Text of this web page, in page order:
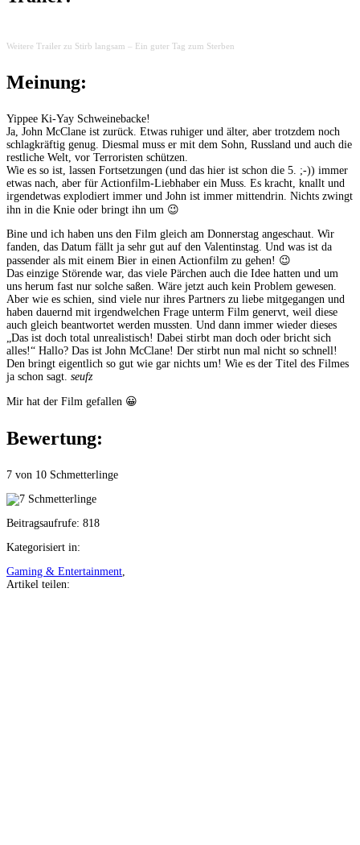
Weitere Trailer zu Stirb langsam – Ein guter Tag zum Sterben
Meinung:
Yippee Ki-Yay Schweinebacke!
Ja, John McClane ist zurück. Etwas ruhiger und älter, aber trotzdem noch
schlagkräftig genug. Diesmal muss er mit dem Sohn, Russland und auch die
restliche Welt, vor Terroristen schützen.
Wie es so ist, lassen Fortsetzungen (und das hier ist schon die 5. ;-)) immer
etwas nach, aber für Actionfilm-Liebhaber ein Muss. Es kracht, knallt und
irgendetwas explodiert immer und John ist immer mittendrin. Nichts zwingt
ihn in die Knie oder bringt ihn um 😉
Bine und ich haben uns den Film gleich am Donnerstag angeschaut. Wir
fanden, das Datum fällt ja sehr gut auf den Valentinstag. Und was ist da
passender als mit einem Bier in einen Actionfilm zu gehen! 😉
Das einzige Störende war, das viele Pärchen auch die Idee hatten und um
uns herum fast nur solche saßen. Wäre jetzt auch kein Problem gewesen.
Aber wie es schien, sind viele nur ihres Partners zu liebe mitgegangen und
haben dauernd mit irgendwelchen Frage unterm Film genervt, weil diese
auch gleich beantwortet werden mussten. Und dann immer wieder dieses
„Das ist doch total unrealistisch! Dabei stirbt man doch oder bricht sich
alles!“ Hallo? Das ist John McClane! Der stirbt nun mal nicht so schnell!
Den bringt eigentlich so gut wie gar nichts um! Wie es der Titel des Filmes
ja schon sagt. seufz
Mir hat der Film gefallen 😀
Bewertung:
7 von 10 Schmetterlinge
Beitragsaufrufe: 818
Kategorisiert in:
Gaming & Entertainment
Artikel teilen: